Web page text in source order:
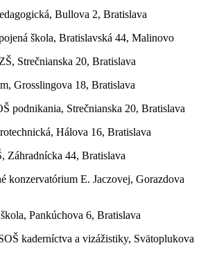
Bullova 2, Bratislava
škola, Bratislavská 44, Malinovo
Strečnianska 20, Bratislava
Grosslingova 18, Bratislava
podnikania, Strečnianska 20, Bratislava
Hálova 16, Bratislava
Záhradnícka 44, Bratislava
konzervatórium E. Jaczovej, Gorazdova
Pankúchova 6, Bratislava
kaderníctva a vizážistiky, Svätoplukova